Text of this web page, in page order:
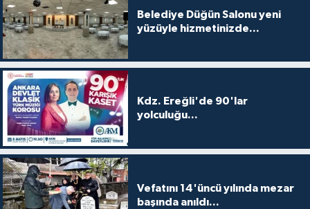
Belediye Düğün Salonu yeni
yüzüyle hizmetinizde...
Kdz. Ereğli'de 90'lar
yolculuğu...
Vefatını 14'üncü yılında mezar
başında anıldı...